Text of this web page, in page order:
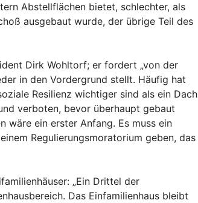
Abstellflächen bietet, schlechter, als
ausgebaut wurde, der übrige Teil des
Dirk Wohltorf; er fordert „von der
in den Vordergrund stellt. Häufig hat
Resilienz wichtiger sind als ein Dach
verboten, bevor überhaupt gebaut
wäre ein erster Anfang. Es muss ein
Regulierungsmoratorium geben, das
„Ein Drittel der
Das Einfamilienhaus bleibt